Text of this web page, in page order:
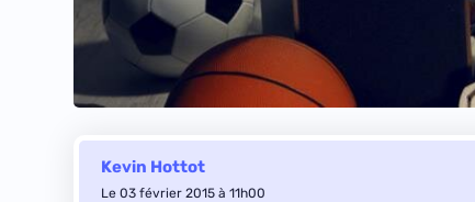
Kevin Hottot
Le 03 février 2015 à 11h00